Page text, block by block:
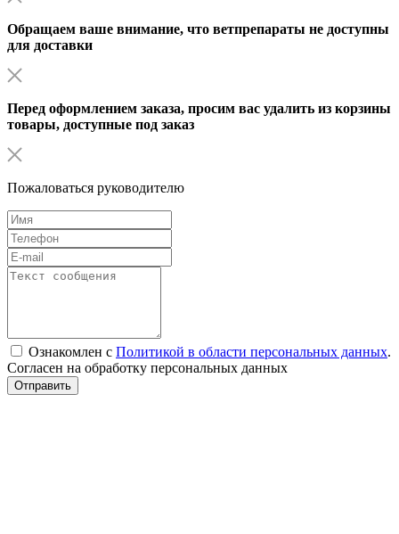
Обращаем ваше внимание, что ветпрепараты не доступны
для доставки
Перед оформлением заказа, просим вас удалить из корзины
товары, доступные под заказ
Пожаловаться руководителю
Ознакомлен с Политикой в области персональных данных.
Согласен на обработку персональных данных
Отправить